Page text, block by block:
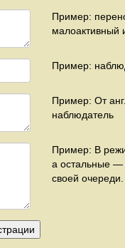
Пример:
малоактивный
Пример:
Пример: От
наблюдатель
Пример: В
а остальные —
своей очереди.